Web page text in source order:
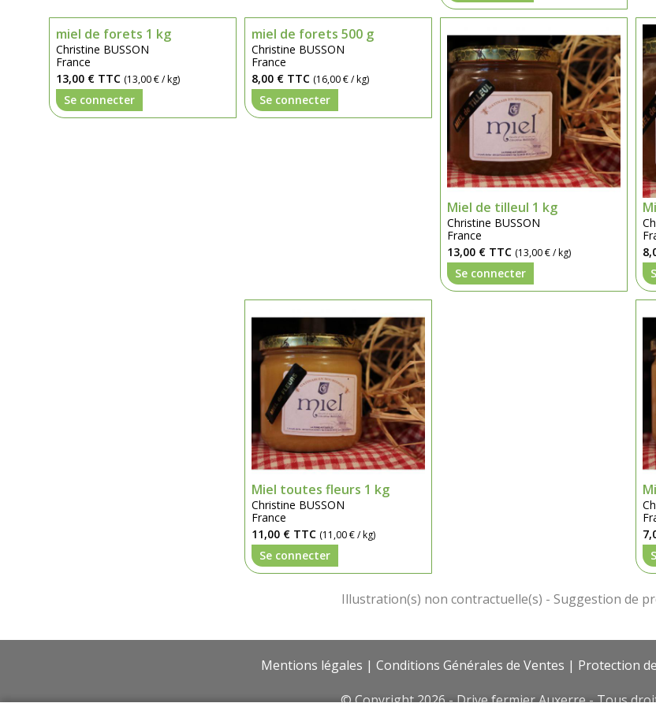
miel de forets 1 kg
Christine BUSSON
France
13,00 € TTC (13,00 € / kg)
Se connecter
miel de forets 500 g
Christine BUSSON
France
8,00 € TTC (16,00 € / kg)
Se connecter
Miel de tilleul 1 kg
Christine BUSSON
France
13,00 € TTC (13,00 € / kg)
Se connecter
Miel toutes fleurs 1 kg
Christine BUSSON
France
11,00 € TTC (11,00 € / kg)
Se connecter
Mentions légales | Conditions Générales de Ventes | Protection